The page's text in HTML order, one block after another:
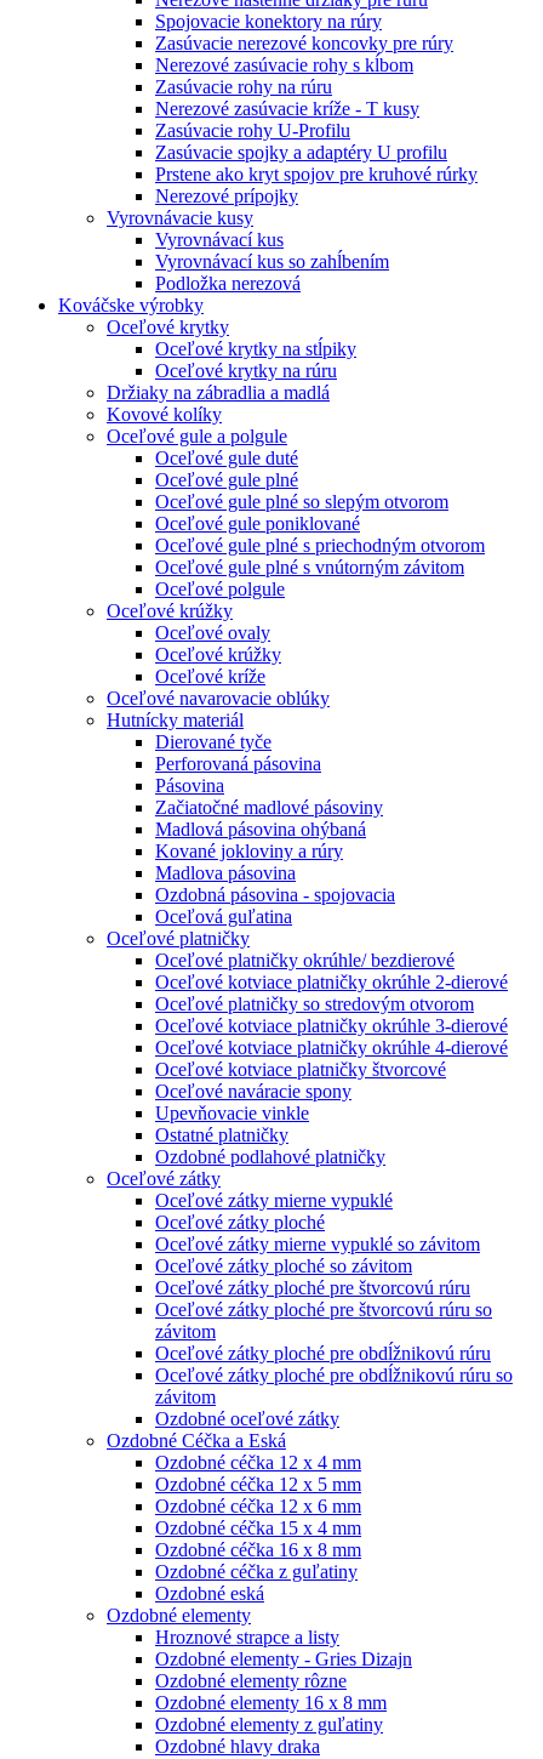
Spojovacie konektory na rúry
Zasúvacie nerezové koncovky pre rúry
Nerezové zasúvacie rohy s kĺbom
Zasúvacie rohy na rúru
Nerezové zasúvacie kríže - T kusy
Zasúvacie rohy U-Profilu
Zasúvacie spojky a adaptéry U profilu
Prstene ako kryt spojov pre kruhové rúrky
Nerezové prípojky
Vyrovnávacie kusy
Vyrovnávací kus
Vyrovnávací kus so zahĺbením
Podložka nerezová
Kováčske výrobky
Oceľové krytky
Oceľové krytky na stĺpiky
Oceľové krytky na rúru
Držiaky na zábradlia a madlá
Kovové kolíky
Oceľové gule a polgule
Oceľové gule duté
Oceľové gule plné
Oceľové gule plné so slepým otvorom
Oceľové gule poniklované
Oceľové gule plné s priechodným otvorom
Oceľové gule plné s vnútorným závitom
Oceľové polgule
Oceľové krúžky
Oceľové ovaly
Oceľové krúžky
Oceľové kríže
Oceľové navarovacie oblúky
Hutnícky materiál
Dierované tyče
Perforovaná pásovina
Pásovina
Začiatočné madlové pásoviny
Madlová pásovina ohýbaná
Kované jokloviny a rúry
Madlova pásovina
Ozdobná pásovina - spojovacia
Oceľová guľatina
Oceľové platničky
Oceľové platničky okrúhle/ bezdierové
Oceľové kotviace platničky okrúhle 2-dierové
Oceľové platničky so stredovým otvorom
Oceľové kotviace platničky okrúhle 3-dierové
Oceľové kotviace platničky okrúhle 4-dierové
Oceľové kotviace platničky štvorcové
Oceľové naváracie spony
Upevňovacie vinkle
Ostatné platničky
Ozdobné podlahové platničky
Oceľové zátky
Oceľové zátky mierne vypuklé
Oceľové zátky ploché
Oceľové zátky mierne vypuklé so závitom
Oceľové zátky ploché so závitom
Oceľové zátky ploché pre štvorcovú rúru
Oceľové zátky ploché pre štvorcovú rúru so
závitom
Oceľové zátky ploché pre obdĺžnikovú rúru
Oceľové zátky ploché pre obdĺžnikovú rúru so
závitom
Ozdobné oceľové zátky
Ozdobné Céčka a Eská
Ozdobné céčka 12 x 4 mm
Ozdobné céčka 12 x 5 mm
Ozdobné céčka 12 x 6 mm
Ozdobné céčka 15 x 4 mm
Ozdobné céčka 16 x 8 mm
Ozdobné céčka z guľatiny
Ozdobné eská
Ozdobné elementy
Hroznové strapce a listy
Ozdobné elementy - Gries Dizajn
Ozdobné elementy rôzne
Ozdobné elementy 16 x 8 mm
Ozdobné elementy z guľatiny
Ozdobné hlavy draka